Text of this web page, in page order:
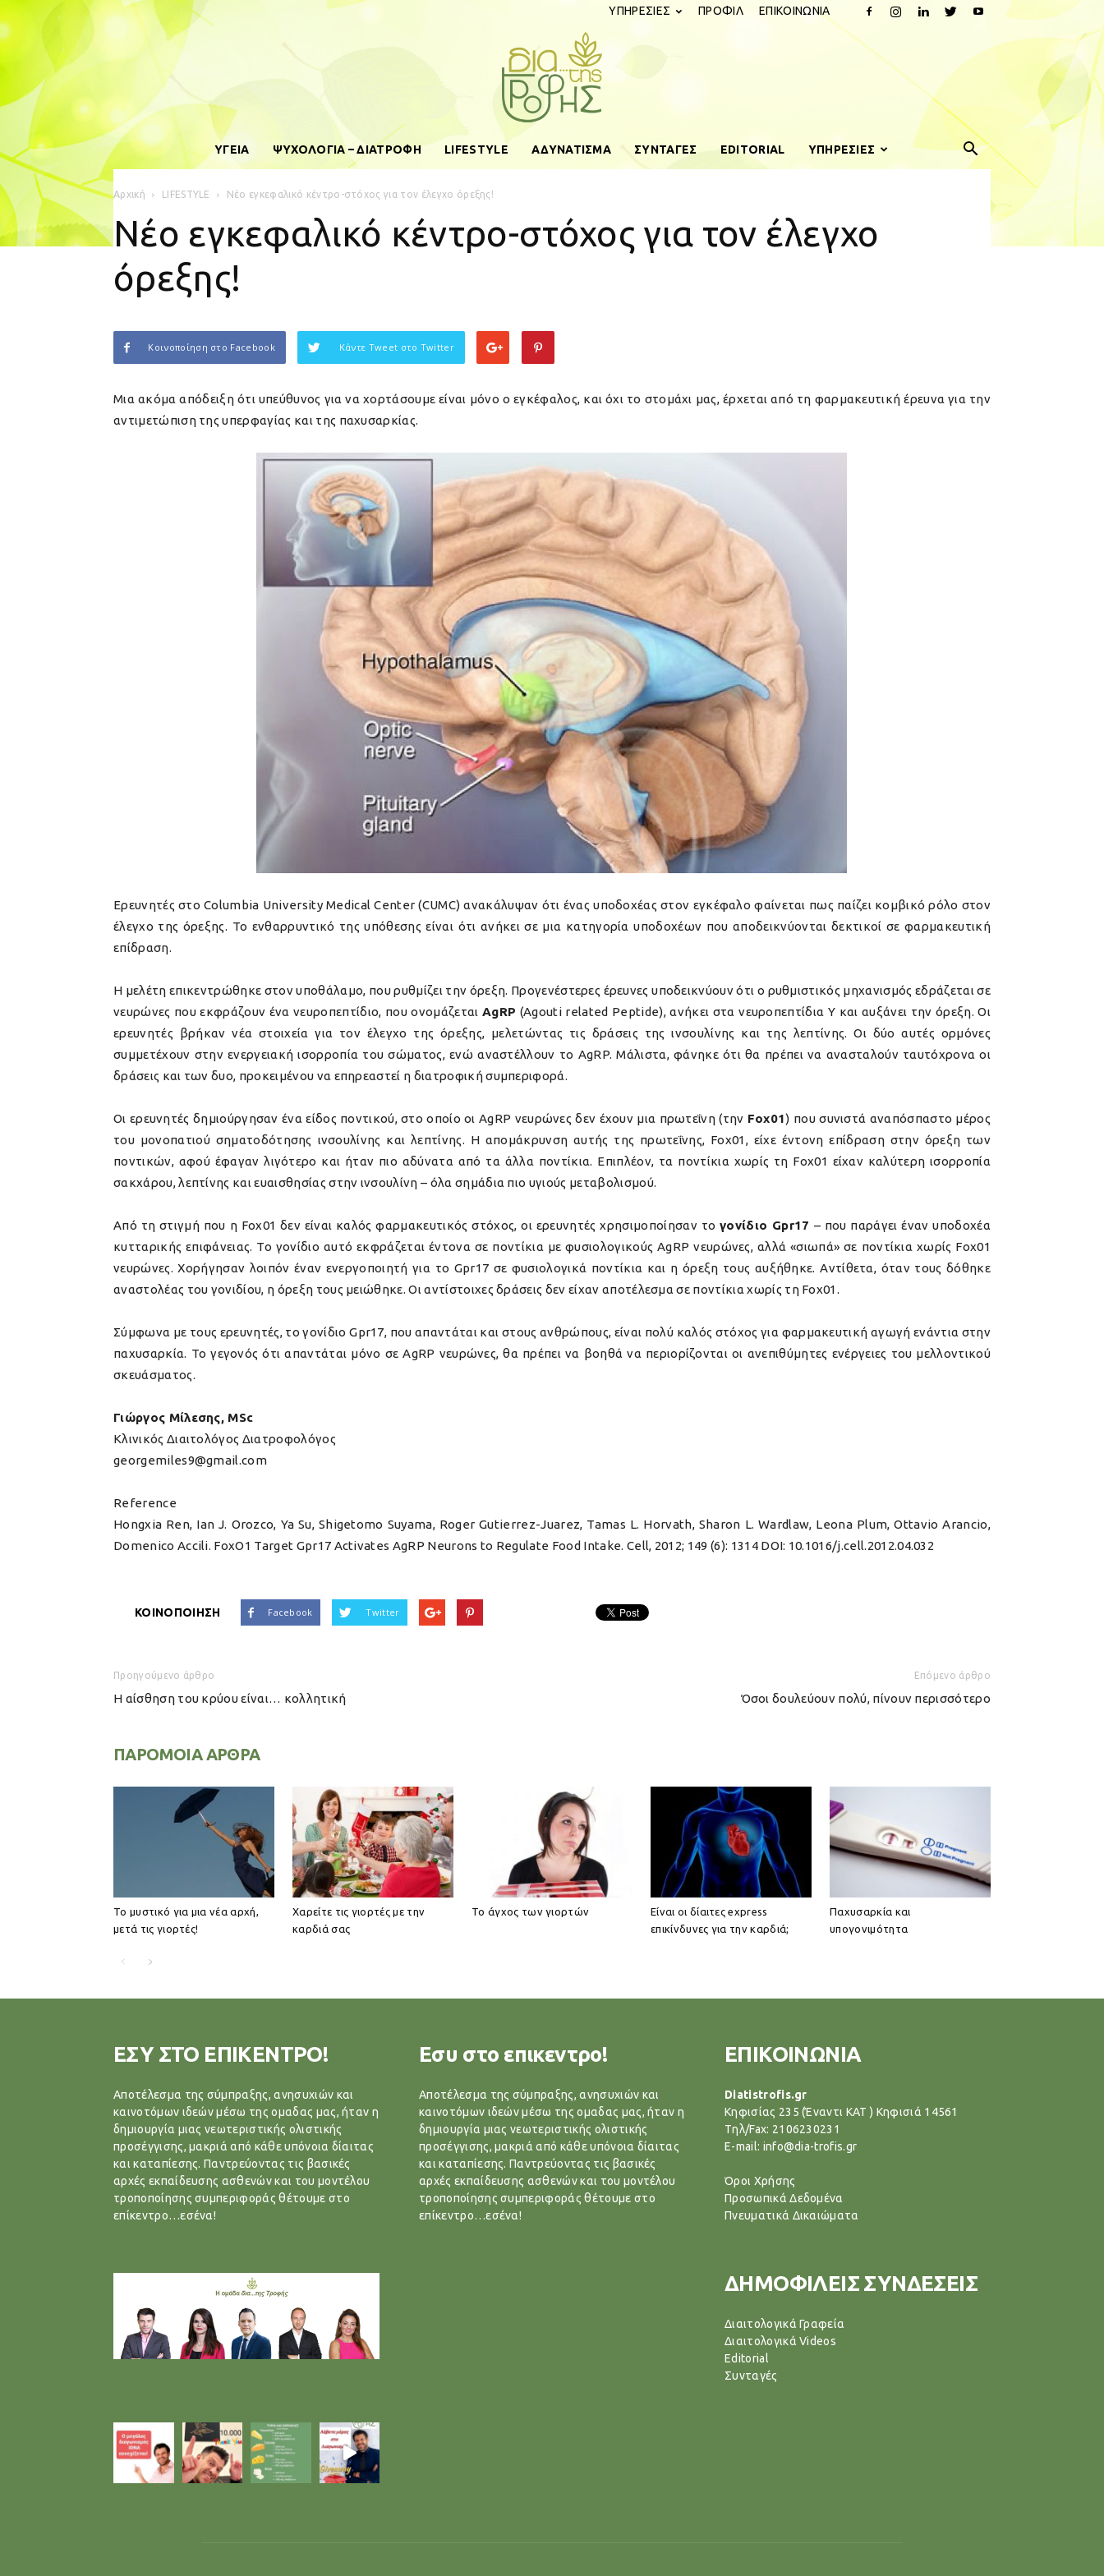
ΥΠΗΡΕΣΙΕΣ ΠΡΟΦΙΛ ΕΠΙΚΟΙΝΩΝΙΑ
ΥΓΕΙΑ ΨΥΧΟΛΟΓΙΑ – ΔΙΑΤΡΟΦΗ LIFESTYLE ΑΔΥΝΑΤΙΣΜΑ ΣΥΝΤΑΓΕΣ EDITORIAL ΥΠΗΡΕΣΙΕΣ
Αρχική LIFESTYLE Νέο εγκεφαλικό κέντρο-στόχος για τον έλεγχο όρεξης!
Νέο εγκεφαλικό κέντρο-στόχος για τον έλεγχο
όρεξης!
Κοινοποίηση στο Facebook Κάντε Tweet στο Twitter
Μια ακόμα απόδειξη ότι υπεύθυνος για να χορτάσουμε είναι μόνο ο εγκέφαλος, και όχι το στομάχι μας, έρχεται από τη φαρμακευτική έρευνα για την
αντιμετώπιση της υπερφαγίας και της παχυσαρκίας.
Ερευνητές στο Columbia University Medical Center (CUMC) ανακάλυψαν ότι ένας υποδοχέας στον εγκέφαλο φαίνεται πως παίζει κομβικό ρόλο στον
έλεγχο της όρεξης. Το ενθαρρυντικό της υπόθεσης είναι ότι ανήκει σε μια κατηγορία υποδοχέων που αποδεικνύονται δεκτικοί σε φαρμακευτική
επίδραση.
Η μελέτη επικεντρώθηκε στον υποθάλαμο, που ρυθμίζει την όρεξη. Προγενέστερες έρευνες υποδεικνύουν ότι ο ρυθμιστικός μηχανισμός εδράζεται σε
νευρώνες που εκφράζουν ένα νευροπεπτίδιο, που ονομάζεταιAgRP (Agouti related Peptide), ανήκει στα νευροπεπτίδια Υ και αυξάνει την όρεξη. Οι
ερευνητές βρήκαν νέα στοιχεία για τον έλεγχο της όρεξης, μελετώντας τις δράσεις της ινσουλίνης και της λεπτίνης. Οι δύο αυτές ορμόνες
συμμετέχουν στην ενεργειακή ισορροπία του σώματος, ενώ αναστέλλουν το AgRP. Μάλιστα, φάνηκε ότι θα πρέπει να ανασταλούν ταυτόχρονα οι
δράσεις και των δυο, προκειμένου να επηρεαστεί η διατροφική συμπεριφορά.
Οι ερευνητές δημιούργησαν ένα είδος ποντικού, στο οποίο οι AgRP νευρώνες δεν έχουν μια πρωτεΐνη (την Fox01) που συνιστά αναπόσπαστο μέρος
του μονοπατιού σηματοδότησης ινσουλίνης και λεπτίνης. Η απομάκρυνση αυτής της πρωτεΐνης, Fox01, είχε έντονη επίδραση στην όρεξη των
ποντικών, αφού έφαγαν λιγότερο και ήταν πιο αδύνατα από τα άλλα ποντίκια. Επιπλέον, τα ποντίκια χωρίς τη Fox01 είχαν καλύτερη ισορροπία
σακχάρου, λεπτίνης και ευαισθησίας στην ινσουλίνη – όλα σημάδια πιο υγιούς μεταβολισμού.
Από τη στιγμή που η Fox01 δεν είναι καλός φαρμακευτικός στόχος, οι ερευνητές χρησιμοποίησαν τογονίδιο Gpr17 – που παράγει έναν υποδοχέα
κυτταρικής επιφάνειας. Το γονίδιο αυτό εκφράζεται έντονα σε ποντίκια με φυσιολογικούς AgRP νευρώνες, αλλά «σιωπά» σε ποντίκια χωρίς Fox01
νευρώνες. Χορήγησαν λοιπόν έναν ενεργοποιητή για το Gpr17 σε φυσιολογικά ποντίκια και η όρεξη τους αυξήθηκε. Αντίθετα, όταν τους δόθηκε
αναστολέας του γονιδίου, η όρεξη τους μειώθηκε. Οι αντίστοιχες δράσεις δεν είχαν αποτέλεσμα σε ποντίκια χωρίς τη Fox01.
Σύμφωνα με τους ερευνητές, το γονίδιο Gpr17, που απαντάται και στους ανθρώπους, είναι πολύ καλός στόχος για φαρμακευτική αγωγή ενάντια στην
παχυσαρκία. Το γεγονός ότι απαντάται μόνο σε AgRP νευρώνες, θα πρέπει να βοηθά να περιορίζονται οι ανεπιθύμητες ενέργειες του μελλοντικού
σκευάσματος.
Γιώργος Μίλεσης, MSc
Κλινικός Διαιτολόγος Διατροφολόγος
georgemiles9@gmail.com
Reference
Hongxia Ren, Ian J. Orozco, Ya Su, Shigetomo Suyama, Roger Gutierrez-Juarez, Tamas L. Horvath, Sharon L. Wardlaw, Leona Plum, Ottavio Arancio,
Domenico Accili. FoxO1 Target Gpr17 Activates AgRP Neurons to Regulate Food Intake. Cell, 2012; 149 (6): 1314 DOI: 10.1016/j.cell.2012.04.032
ΚΟΙΝΟΠΟΙΗΣΗ Facebook Twitter
Προηγούμενο άρθρο
Η αίσθηση του κρύου είναι… κολλητική
Επόμενο άρθρο
Όσοι δουλεύουν πολύ, πίνουν περισσότερο
ΠΑΡΟΜΟΙΑ ΑΡΘΡΑ
Το μυστικό για μια νέα αρχή,
μετά τις γιορτές!
Χαρείτε τις γιορτές με την
καρδιά σας
Το άγχος των γιορτών
Είναι οι δίαιτες express
επικίνδυνες για την καρδιά;
Παχυσαρκία και
υπογονιμότητα
ΕΣΥ ΣΤΟ ΕΠΙΚΕΝΤΡΟ!
Αποτέλεσμα της σύμπραξης, ανησυχιών και
καινοτόμων ιδεών μέσω της ομαδας μας, ήταν η
δημιουργία μιας νεωτεριστικής ολιστικής
προσέγγισης, μακριά από κάθε υπόνοια δίαιτας
και καταπίεσης. Παντρεύοντας τις βασικές
αρχές εκπαίδευσης ασθενών και του μοντέλου
τροποποίησης συμπεριφοράς θέτουμε στο
επίκεντρο…εσένα!
Εσυ στο επικεντρο!
Αποτέλεσμα της σύμπραξης, ανησυχιών και
καινοτόμων ιδεών μέσω της ομαδας μας, ήταν η
δημιουργία μιας νεωτεριστικής ολιστικής
προσέγγισης, μακριά από κάθε υπόνοια δίαιτας
και καταπίεσης. Παντρεύοντας τις βασικές
αρχές εκπαίδευσης ασθενών και του μοντέλου
τροποποίησης συμπεριφοράς θέτουμε στο
επίκεντρο…εσένα!
ΕΠΙΚΟΙΝΩΝΙΑ
Diatistrofis.gr
Κηφισίας 235 (Έναντι ΚΑΤ ) Κηφισιά 14561
Tηλ/Fax: 2106230231
E-mail: info@dia-trofis.gr
Όροι Χρήσης
Προσωπικά Δεδομένα
Πνευματικά Δικαιώματα
ΔΗΜΟΦΙΛΕΙΣ ΣΥΝΔΕΣΕΙΣ
Διαιτολογικά Γραφεία
Διαιτολογικά Videos
Editorial
Συνταγές